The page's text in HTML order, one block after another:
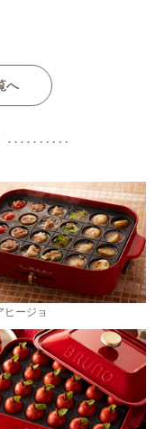
へ
ヒージョ